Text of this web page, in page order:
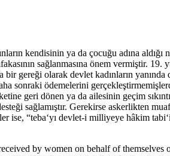
kendisinin ya da çocuğu adına
sağlanmasına önem vermiştir.
bir gereği olarak devlet kadınların
sonraki ödemelerini
geri dönen ya da ailesinin geçim
sağlamıştır. Gerekirse askerlikten
“tebaʻyı devlet-i milliyeye hâkim
by women on behalf of